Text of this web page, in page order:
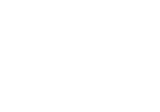
komunitas yang
(NU
umat untuk
world class